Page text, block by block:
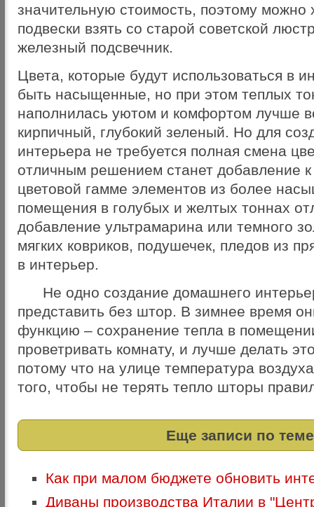
значительную стоимость, поэтому можно
подвески взять со старой советской
железный подсвечник.
Цвета, которые будут использоваться в
быть насыщенные, но при этом теплых
наполнилась уютом и комфортом лучше
кирпичный, глубокий зеленый. Но для
интерьера не требуется полная смена
отличным решением станет добавление
цветовой гамме элементов из более
помещения в голубых и желтых тоннах
добавление ультрамарина или темного
мягких ковриков, подушечек, пледов из
в интерьер.
Не одно создание домашнего
представить без штор. В зимнее время
функцию – сохранение тепла в
проветривать комнату, и лучше делать
потому что на улице температура
того, чтобы не терять тепло шторы
Еще записи по теме
Как при малом бюджете обновить
Диваны производства Италии в